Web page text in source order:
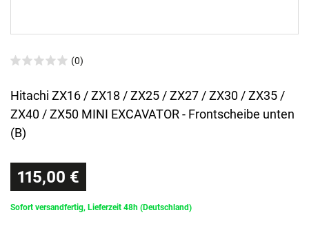
(0)
Hitachi ZX16 / ZX18 / ZX25 / ZX27 / ZX30 / ZX35 /
ZX40 / ZX50 MINI EXCAVATOR - Frontscheibe unten
(B)
115,00 €
Sofort versandfertig, Lieferzeit 48h (Deutschland)